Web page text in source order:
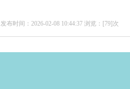
发布时间：2026-02-08 10:44:37 浏览：[79]次